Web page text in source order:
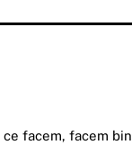
facem, facem